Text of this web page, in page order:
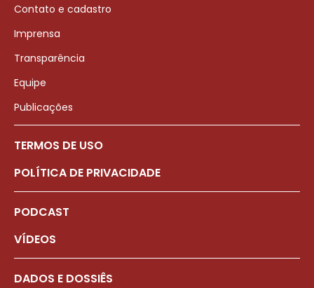
Contato e cadastro
Imprensa
Transparência
Equipe
Publicações
TERMOS DE USO
POLÍTICA DE PRIVACIDADE
PODCAST
VÍDEOS
DADOS E DOSSIÊS